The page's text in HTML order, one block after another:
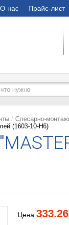
О нас Прайс-лист
Слесарно-
(1603-10-H6)
Цена 333.26